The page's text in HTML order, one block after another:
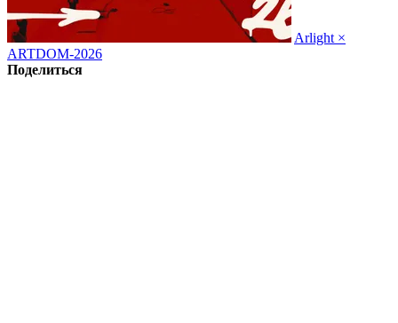
Arlight ×
ARTDOM-2026
Поделиться